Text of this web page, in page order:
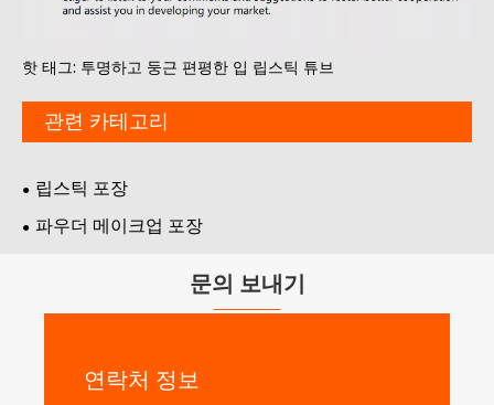
핫 태그: 투명하고 둥근 편평한 입 립스틱 튜브
관련 카테고리
립스틱 포장
파우더 메이크업 포장
문의 보내기
연락처 정보